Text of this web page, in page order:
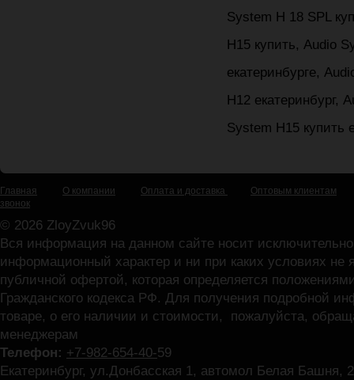
Главная О компании Оплата и доставка
Оптовым клиентам
звонок
© 2026 ZloyZvuk96
Вся информация на данном сайте носит исключительно
информационный характер и ни при каких условиях не
публичной офертой, которая определяется
Гражданского кодекса РФ. Для получения подробной
товаре, о его наличии и стоимости, пожалуйста,
менеджерам
Телефон: +7-982-654-40-59
Екатеринбург, ул.Донбасская 1, автомол Белая Башня,